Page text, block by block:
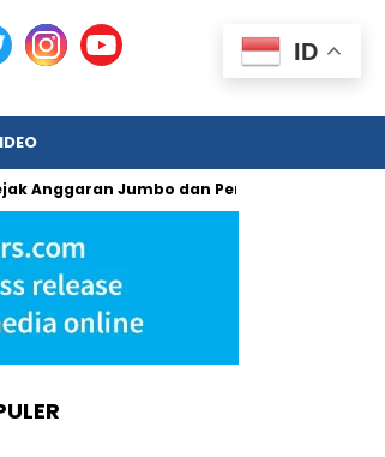
Jumbo dan Pengabaian Masukan Tim
ID